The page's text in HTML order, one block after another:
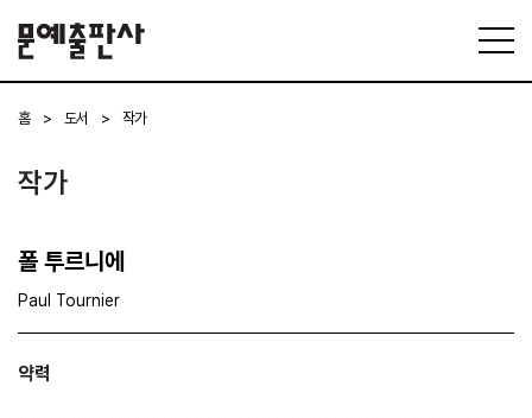
홈 > 도서 > 작가
작가
폴 투르니에
Paul Tournier
약력